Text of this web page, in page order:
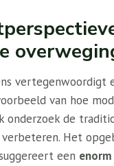
vertegenwoordigt
van hoe
onderzoek de
Het
een